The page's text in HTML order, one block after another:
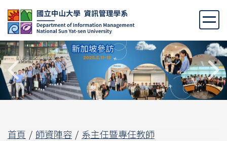
跳
到
主
要
內
容
區
首頁 師資陣容 系主任暨專任教師